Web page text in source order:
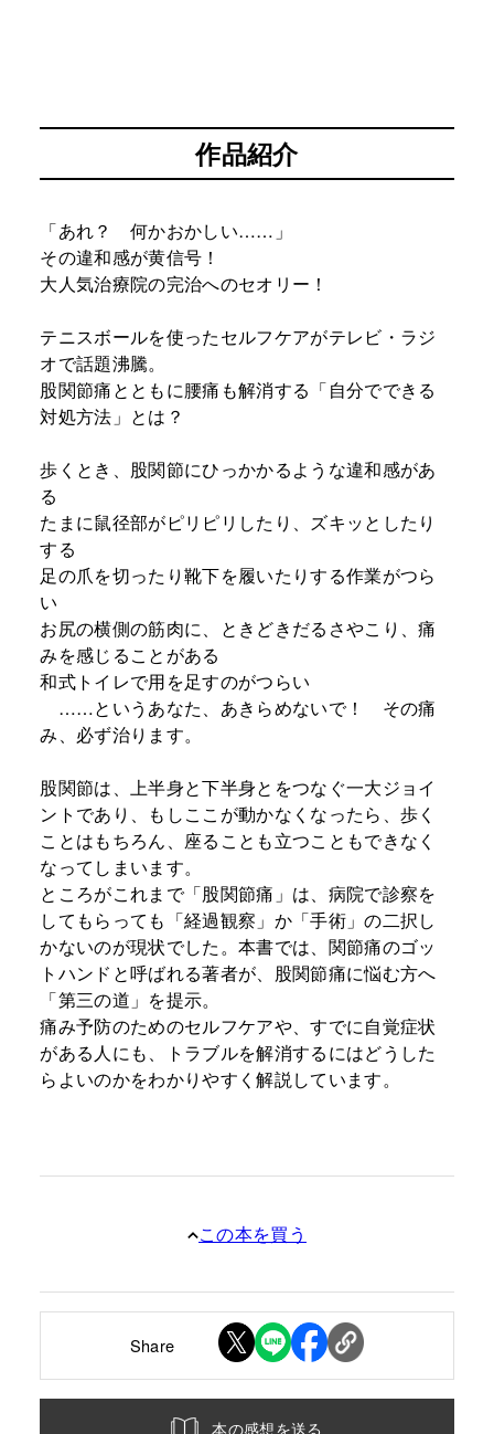
作品紹介
「あれ？ 何かおかしい……」
その違和感が黄信号！
大人気治療院の完治へのセオリー！
テニスボールを使ったセルフケアがテレビ・ラジ
オで話題沸騰。
股関節痛とともに腰痛も解消する「自分でできる
対処方法」とは？
歩くとき、股関節にひっかかるような違和感があ
る
たまに鼠径部がピリピリしたり、ズキッとしたり
する
足の爪を切ったり靴下を履いたりする作業がつら
い
お尻の横側の筋肉に、ときどきだるさやこり、痛
みを感じることがある
和式トイレで用を足すのがつらい
……というあなた、あきらめないで！ その痛
み、必ず治ります。
股関節は、上半身と下半身とをつなぐ一大ジョイ
ントであり、もしここが動かなくなったら、歩く
ことはもちろん、座ることも立つこともできなく
なってしまいます。
ところがこれまで「股関節痛」は、病院で診察を
してもらっても「経過観察」か「手術」の二択し
かないのが現状でした。本書では、関節痛のゴッ
トハンドと呼ばれる著者が、股関節痛に悩む方へ
「第三の道」を提示。
痛み予防のためのセルフケアや、すでに自覚症状
がある人にも、トラブルを解消するにはどうした
らよいのかをわかりやすく解説しています。
この本を買う
Share
本の感想を送る